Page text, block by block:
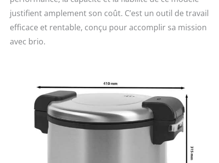
justifient amplement son coût. C’est un outil de travail
efficace et rentable, conçu pour accomplir sa mission
avec brio.